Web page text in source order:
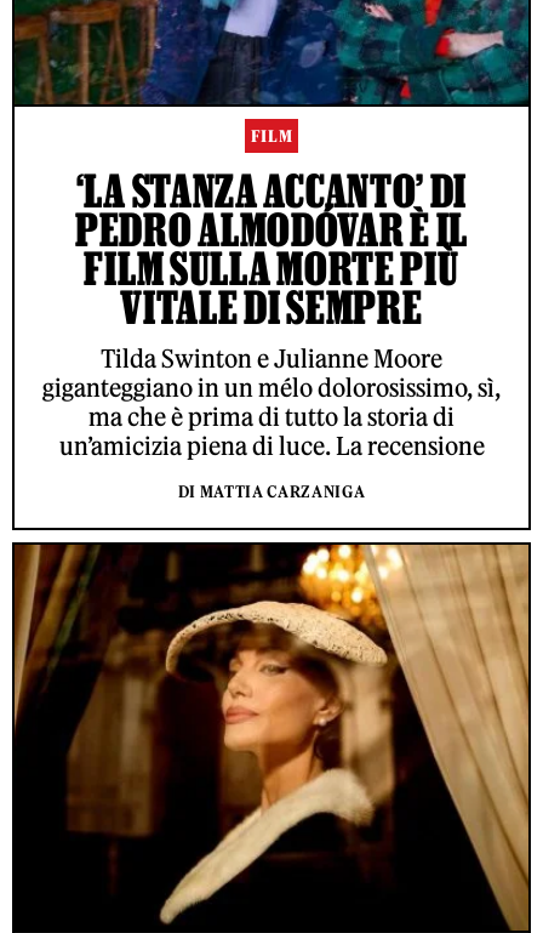
FILM
‘LA STANZA ACCANTO’ DI
PEDRO ALMODÓVAR È IL
FILM SULLA MORTE PIÙ
VITALE DI SEMPRE
Tilda Swinton e Julianne Moore
giganteggiano in un mélo dolorosissimo, sì,
ma che è prima di tutto la storia di
un’amicizia piena di luce. La recensione
DI MATTIA CARZANIGA